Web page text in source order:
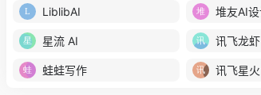
LiblibAI 堆友AI
星流 AI 讯飞龙虾
蛙蛙写作 讯飞星火